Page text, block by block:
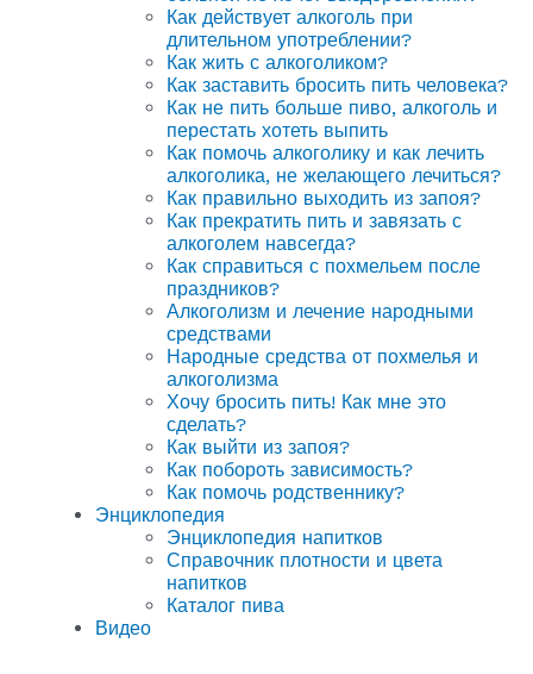
Как действует алкоголь при
длительном употреблении?
Как жить с алкоголиком?
Как заставить бросить пить человека?
Как не пить больше пиво, алкоголь и
перестать хотеть выпить
Как помочь алкоголику и как лечить
алкоголика, не желающего лечиться?
Как правильно выходить из запоя?
Как прекратить пить и завязать с
алкоголем навсегда?
Как справиться с похмельем после
праздников?
Алкоголизм и лечение народными
средствами
Народные средства от похмелья и
алкоголизма
Хочу бросить пить! Как мне это
сделать?
Как выйти из запоя?
Как побороть зависимость?
Как помочь родственнику?
Энциклопедия
Энциклопедия напитков
Справочник плотности и цвета
напитков
Каталог пива
Видео